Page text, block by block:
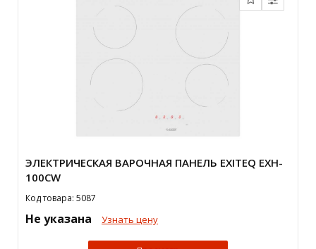
ЭЛЕКТРИЧЕСКАЯ ВАРОЧНАЯ ПАНЕЛЬ EXITEQ EXH-
100CW
Код товара: 5087
Не указана Узнать цену